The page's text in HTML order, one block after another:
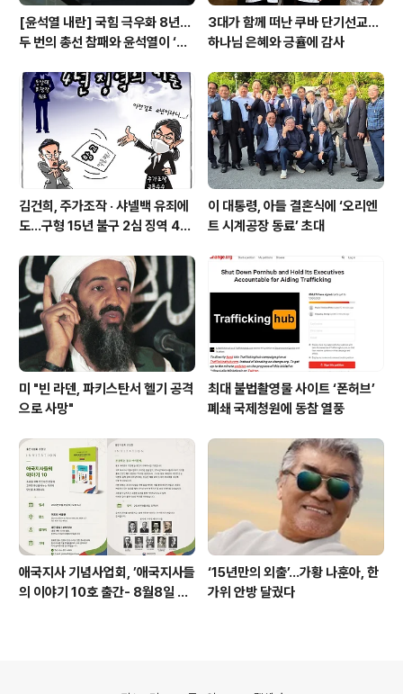
[윤석열 내란] 국힘 극우화 8년…
두 번의 총선 참패와 윤석열이 ‘폭
3대가 함께 떠난 쿠바 단기선교...
하나님 은혜와 긍휼에 감사
김건희, 주가조작 · 샤넬백 유죄에
도…구형 15년 불구 2심 징역 4년
이 대통령, 아들 결혼식에 ‘오리엔
트 시계공장 동료’ 초대
미 "빈 라덴, 파키스탄서 헬기 공격
으로 사망"
최대 불법촬영물 사이트 ‘폰허브’
폐쇄 국제청원에 동참 열풍
애국지사 기념사업회, ’애국지사들
의 이야기 10호 출간- 8월8일 출
‘15년만의 외출’…가황 나훈아, 한
가위 안방 달궜다